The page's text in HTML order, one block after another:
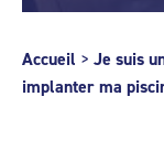
Accueil > Je suis
implanter ma